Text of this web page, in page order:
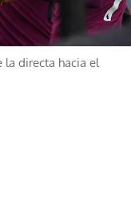
la directa hacia el